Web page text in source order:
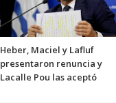
Heber, Maciel y Lafluf
presentaron renuncia y
Lacalle Pou las aceptó